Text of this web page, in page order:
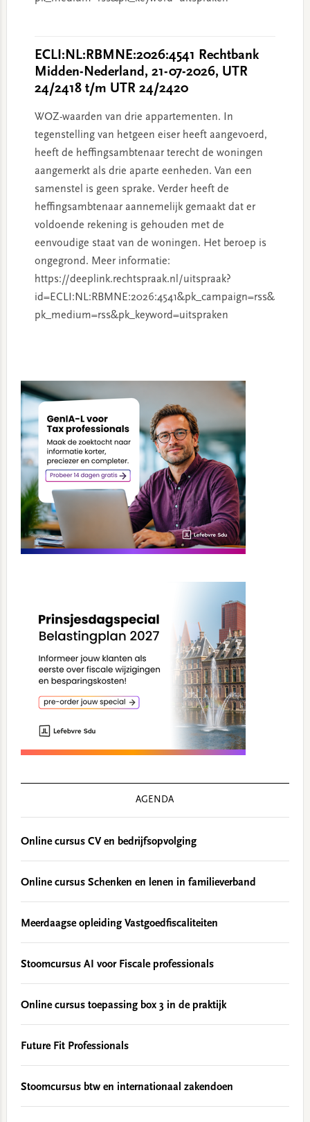
ECLI:NL:RBMNE:2026:4541 Rechtbank
Midden-Nederland, 21-07-2026, UTR
24/2418 t/m UTR 24/2420
WOZ-waarden van drie appartementen. In
tegenstelling van hetgeen eiser heeft aangevoerd,
heeft de heffingsambtenaar terecht de woningen
aangemerkt als drie aparte eenheden. Van een
samenstel is geen sprake. Verder heeft de
heffingsambtenaar aannemelijk gemaakt dat er
voldoende rekening is gehouden met de
eenvoudige staat van de woningen. Het beroep is
ongegrond. Meer informatie:
https://deeplink.rechtspraak.nl/uitspraak?
id=ECLI:NL:RBMNE:2026:4541&pk_campaign=rss&
pk_medium=rss&pk_keyword=uitspraken
Sidebar
AGENDA
Online cursus CV en bedrijfsopvolging
Online cursus Schenken en lenen in familieverband
Meerdaagse opleiding Vastgoedfiscaliteiten
Stoomcursus AI voor Fiscale professionals
Online cursus toepassing box 3 in de praktijk
Future Fit Professionals
Stoomcursus btw en internationaal zakendoen